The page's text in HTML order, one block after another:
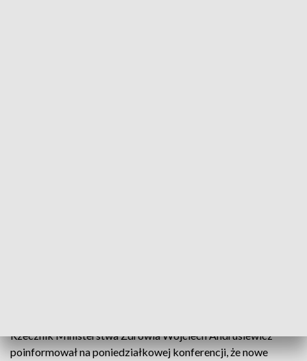
Rzecznik Ministerstwa Zdrowia Wojciech Andrusiewicz
poinformował na poniedziałkowej konferencji, że nowe